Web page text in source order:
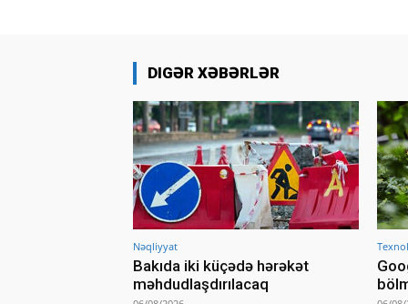
DIGƏR XƏBƏRLƏR
Nəqliyyat
Bakıda iki küçədə hərəkət
məhdudlaşdırılacaq